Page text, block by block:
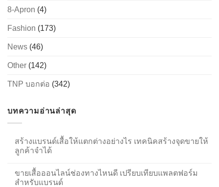
8-Apron (4)
Fashion (173)
News (46)
Other (142)
TNP บอกต่อ (342)
บทความอ่านล่าสุด
สร้างแบรนด์เสื้อให้แตกต่างอย่างไร เทคนิคสร้างจุดขายให้
ลูกค้าจำได้
ขายเสื้อออนไลน์ช่องทางไหนดี เปรียบเทียบแพลตฟอร์ม
สำหรับแบรนด์